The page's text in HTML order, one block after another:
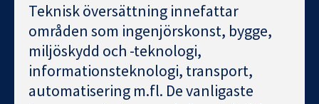
Teknisk översättning innefattar
områden som ingenjörskonst, bygge,
miljöskydd och -teknologi,
informationsteknologi, transport,
automatisering m.fl. De vanligaste